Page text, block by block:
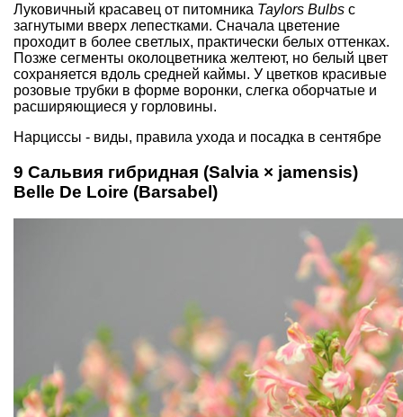
Луковичный красавец от питомника Taylors Bulbs с
загнутыми вверх лепестками. Сначала цветение
проходит в более светлых, практически белых оттенках.
Позже сегменты околоцветника желтеют, но белый цвет
сохраняется вдоль средней каймы. У цветков красивые
розовые трубки в форме воронки, слегка оборчатые и
расширяющиеся у горловины.
Нарциссы - виды, правила ухода и посадка в сентябре
9 Сальвия гибридная (Salvia × jamensis)
Belle De Loire (Barsabel)